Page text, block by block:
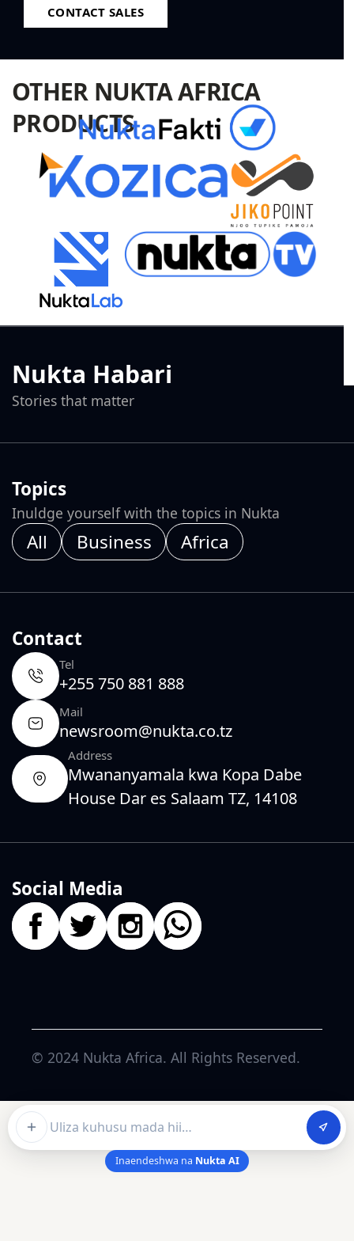
Ask about this article
Inaendeshwa na Nukta AI
CONTACT SALES
OTHER NUKTA AFRICA
PRODUCTS
Nukta Habari
Stories that matter
Topics
Inuldge yourself with the topics in Nukta
All Business Africa
Contact
Tel
+255 750 881 888
Mail
newsroom@nukta.co.tz
Address
Mwananyamala kwa Kopa Dabe
House Dar es Salaam TZ, 14108
Social Media
© 2024 Nukta Africa. All Rights Reserved.